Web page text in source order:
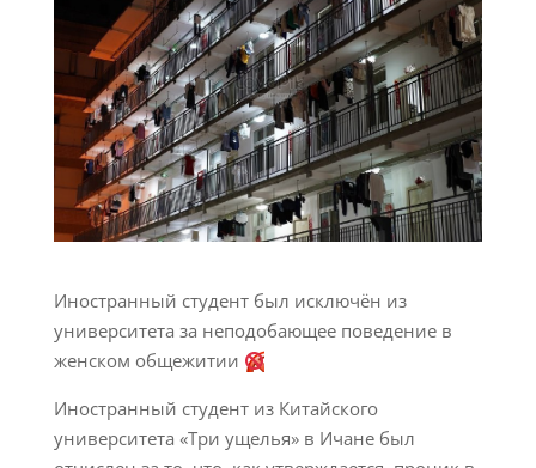
Иностранный студент был исключён из
университета за неподобающее поведение в
женском общежитии
Иностранный студент из Китайского
университета «Три ущелья» в Ичане был